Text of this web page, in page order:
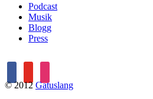
Podcast
Musik
Blogg
Press
© 2012 Gatuslang